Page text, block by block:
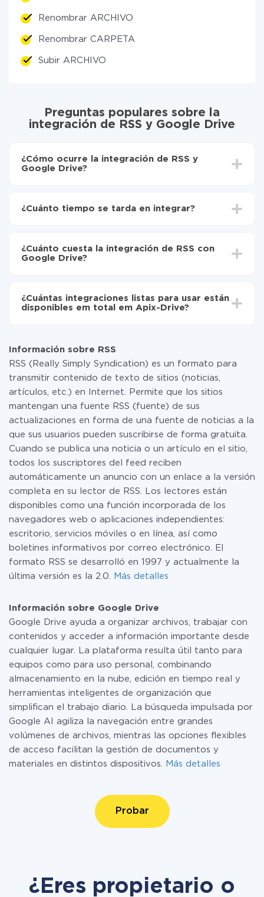
Renombrar ARCHIVO
Renombrar CARPETA
Subir ARCHIVO
Preguntas populares sobre la
integración de RSS y Google Drive
¿Cómo ocurre la integración de RSS y
Google Drive?
Elija qué datos transferir de RSS a Google Drive
de RSS a Google Drive
¿Cuánto tiempo se tarda en integrar?
oscilar entre 5 y 30 minutos. En promedio, la
configuración tarda entre 10 y 15 minutos.
¿Cuánto cuesta la integración de RSS con
Google Drive?
tarifas. Usted solo paga por la cantidad de datos que
realmente se transfieren de uno de sus sistemas a otro
manera segura un plan de tarifa gratuita o cambiar a
uno de pago, si es necesario. Más detalles sobre
tarifas.
¿Cuántas integraciones listas para usar están
disponibles em total em Apix-Drive?
Información sobre RSS
RSS (Really Simply Syndication) es un formato para
transmitir contenido de texto de sitios (noticias,
artículos, etc.) en Internet. Permite que los sitios
mantengan una fuente RSS (fuente) de sus
actualizaciones en forma de una fuente de noticias a la
que sus usuarios pueden suscribirse de forma gratuita.
Cuando se publica una noticia o un artículo en el sitio,
todos los suscriptores del feed reciben
automáticamente un anuncio con un enlace a la versión
completa en su lector de RSS. Los lectores están
disponibles como una función incorporada de los
navegadores web o aplicaciones independientes:
escritorio, servicios móviles o en línea, así como
boletines informativos por correo electrónico. El
formato RSS se desarrolló en 1997 y actualmente la
última versión es la 2.0.
Más detalles
Información sobre Google Drive
Google Drive ayuda a organizar archivos, trabajar con
contenidos y acceder a información importante desde
cualquier lugar. La plataforma resulta útil tanto para
equipos como para uso personal, combinando
almacenamiento en la nube, edición en tiempo real y
herramientas inteligentes de organización que
simplifican el trabajo diario. La búsqueda impulsada por
Google AI agiliza la navegación entre grandes
volúmenes de archivos, mientras las opciones flexibles
de acceso facilitan la gestión de documentos y
materiales en distintos dispositivos.
Más detalles
Probar
¿Eres propietario o